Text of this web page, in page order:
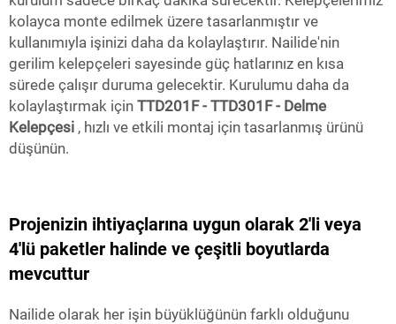
kolayca monte edilmek üzere tasarlanmıştır ve
kullanımıyla işinizi daha da kolaylaştırır. Nailide'nin
gerilim kelepçeleri sayesinde güç hatlarınız en kısa
sürede çalışır duruma gelecektir. Kurulumu daha da
kolaylaştırmak için TTD201F - TTD301F - Delme
Kelepçesi , hızlı ve etkili montaj için tasarlanmış ürünü
düşünün.
Projenizin ihtiyaçlarına uygun olarak 2'li veya
4'lü paketler halinde ve çeşitli boyutlarda
mevcuttur
Nailide olarak her işin büyüklüğünün farklı olduğunu